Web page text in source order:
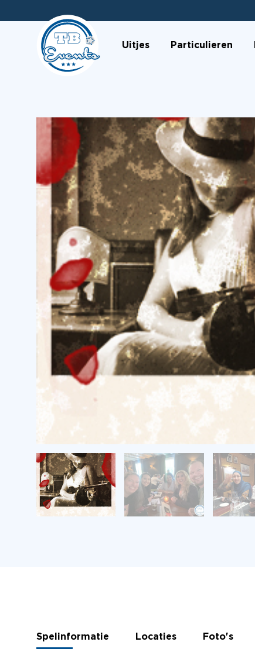
Uitjes Particulieren
Spelinformatie Locaties Foto's